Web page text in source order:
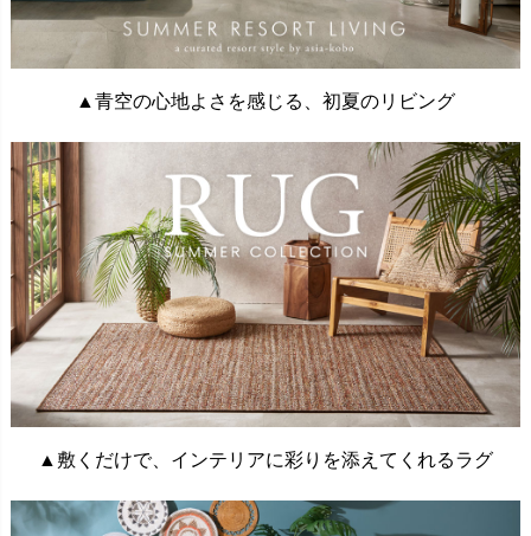
▲青空の心地よさを感じる、初夏のリビング
▲敷くだけで、インテリアに彩りを添えてくれるラグ